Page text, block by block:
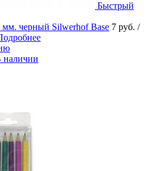
Быстрый
черный Silwerhof Base 7 руб. /
наличии